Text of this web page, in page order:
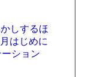
しするほ
はじめに
ション